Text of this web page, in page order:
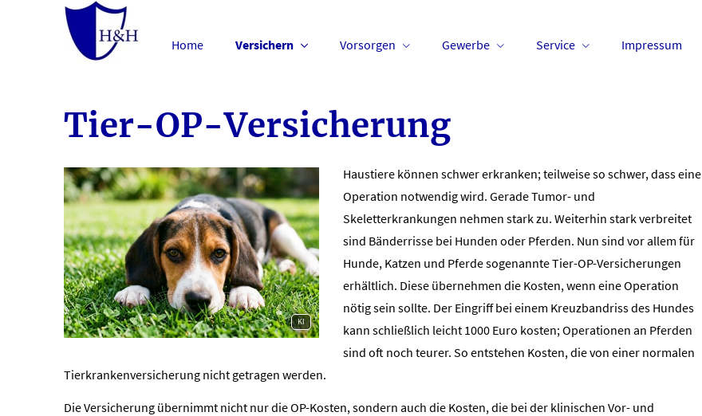
Home Versichern Vorsorgen Gewerbe Service Impressum
Tier-OP-Versicherung
KI
Haustiere können schwer erkranken; teilweise so schwer, dass eine
Operation notwendig wird. Gerade Tumor- und
Skeletterkrankungen nehmen stark zu. Weiterhin stark verbreitet
sind Bänderrisse bei Hunden oder Pferden. Nun sind vor allem für
Hunde, Katzen und Pferde sogenannte Tier-OP-Versicherungen
erhältlich. Diese übernehmen die Kosten, wenn eine Operation
nötig sein sollte. Der Eingriff bei einem Kreuzbandriss des Hundes
kann schließlich leicht 1000 Euro kosten; Operationen an Pferden
sind oft noch teurer. So entstehen Kosten, die von einer normalen
Tierkrankenversicherung nicht getragen werden.
Die Versicherung übernimmt nicht nur die OP-Kosten, sondern auch die Kosten, die bei der klinischen Vor- und